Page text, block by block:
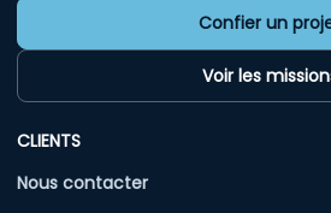
Confier un
Voir les
CLIENTS
Nous contacter